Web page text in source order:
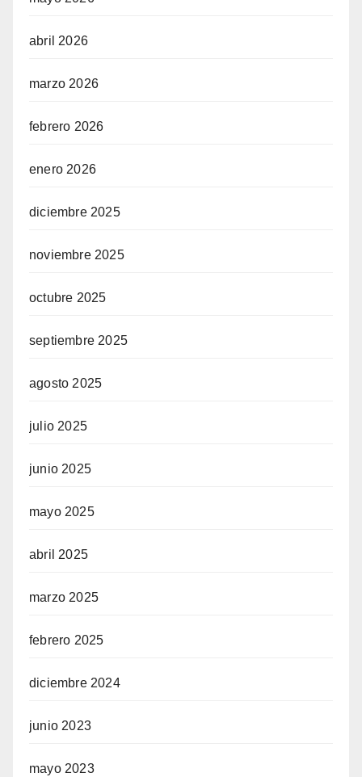
abril 2026
marzo 2026
febrero 2026
enero 2026
diciembre 2025
noviembre 2025
octubre 2025
septiembre 2025
agosto 2025
julio 2025
junio 2025
mayo 2025
abril 2025
marzo 2025
febrero 2025
diciembre 2024
junio 2023
mayo 2023